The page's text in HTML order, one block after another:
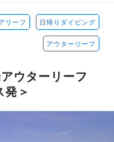
リーフ 日帰りダイビング
アウターリーフ
ウターリーフ
発＞